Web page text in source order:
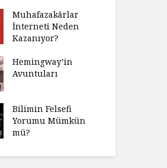
Muhafazakârlar
İnterneti Neden
Kazanıyor?
Hemingway’in
Avuntuları
Bilimin Felsefi
Yorumu Mümkün
mü?